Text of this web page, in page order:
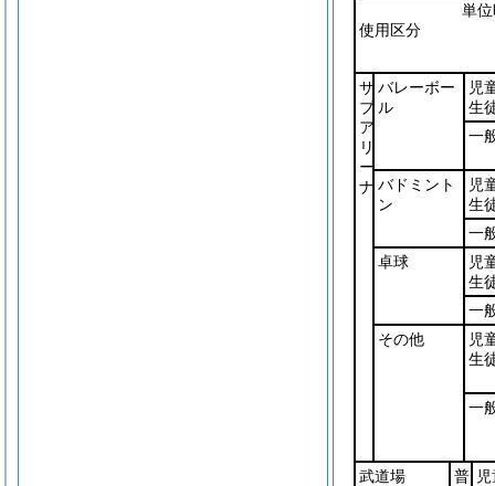
単
使用区分
サ
ブ
ア
リ
ー
ナ
バレーボー
ル
児
生
一
バドミント
ン
児
生
一
卓球
児
生
一
その他
児
生
一
武道場
普